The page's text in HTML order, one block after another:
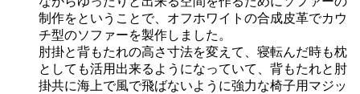
制作をということで、オフホワイトの合成皮革でカウ
チ型のソファーを製作しました。
肘掛と背もたれの高さ寸法を変えて、寝転んだ時も枕
としても活用出来るようになっていて、背もたれと肘
掛共に海上で風で飛ばないように強力な椅子用マジッ